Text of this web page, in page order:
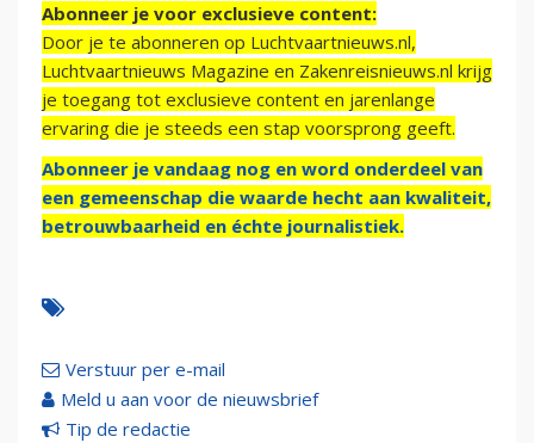
Abonneer je voor exclusieve content:
Door je te abonneren op Luchtvaartnieuws.nl,
Luchtvaartnieuws Magazine en Zakenreisnieuws.nl krijg
je toegang tot exclusieve content en jarenlange
ervaring die je steeds een stap voorsprong geeft.
Abonneer je vandaag nog en word onderdeel van
een gemeenschap die waarde hecht aan kwaliteit,
betrouwbaarheid en échte journalistiek.
Verstuur per e-mail
Meld u aan voor de nieuwsbrief
Tip de redactie